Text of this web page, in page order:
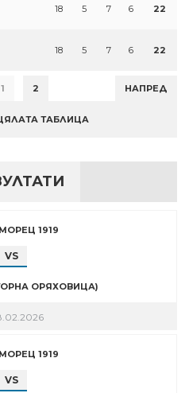
18 5 7 6 22
18 5 7 6 22
1 2 НАПРЕД
ТАБЛИЦА
1919
VS
ОРЯХОВИЦА)
1919
VS